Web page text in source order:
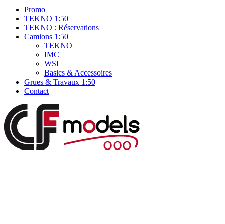
Promo
TEKNO 1:50
TEKNO : Réservations
Camions 1:50
TEKNO
IMC
WSI
Basics & Accessoires
Grues & Travaux 1:50
Contact